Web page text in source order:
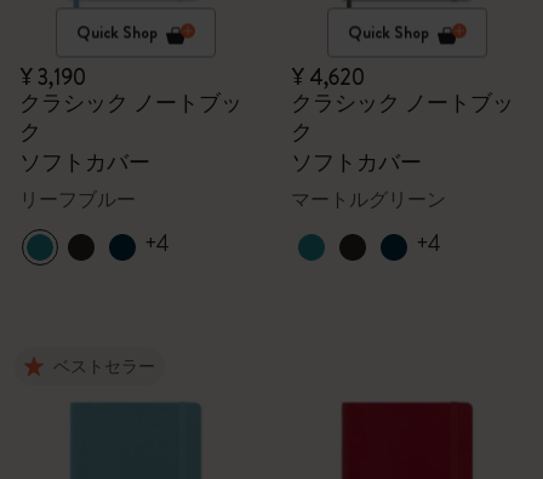
Quick Shop
¥ 3,190
クラシック ノートブッ
ク
ソフトカバー
リーフブルー
+4
Quick Shop
¥ 4,620
クラシック ノートブッ
ク
ソフトカバー
マートルグリーン
+4
ベストセラー